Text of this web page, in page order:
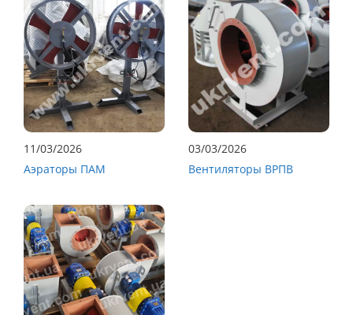
11/03/2026
Аэраторы ПАМ
03/03/2026
Вентиляторы ВРПВ